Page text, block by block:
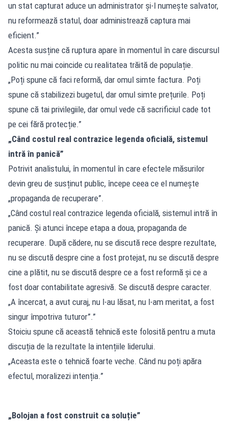
un stat capturat aduce un administrator și-l numește salvator,
nu reformează statul, doar administrează captura mai
eficient.”
Acesta susține că ruptura apare în momentul în care discursul
politic nu mai coincide cu realitatea trăită de populație.
„Poți spune că faci reformă, dar omul simte factura. Poți
spune că stabilizezi bugetul, dar omul simte prețurile. Poți
spune că tai privilegiile, dar omul vede că sacrificiul cade tot
pe cei fără protecție.”
„Când costul real contrazice legenda oficială, sistemul
intră în panică”
Potrivit analistului, în momentul în care efectele măsurilor
devin greu de susținut public, începe ceea ce el numește
„propaganda de recuperare”.
„Când costul real contrazice legenda oficială, sistemul intră în
panică. Și atunci începe etapa a doua, propaganda de
recuperare. După cădere, nu se discută rece despre rezultate,
nu se discută despre cine a fost protejat, nu se discută despre
cine a plătit, nu se discută despre ce a fost reformă și ce a
fost doar contabilitate agresivă. Se discută despre caracter.
„A încercat, a avut curaj, nu l-au lăsat, nu l-am meritat, a fost
singur împotriva tuturor”.”
Stoiciu spune că această tehnică este folosită pentru a muta
discuția de la rezultate la intențiile liderului.
„Aceasta este o tehnică foarte veche. Când nu poți apăra
efectul, moralizezi intenția.”
„Bolojan a fost construit ca soluție”